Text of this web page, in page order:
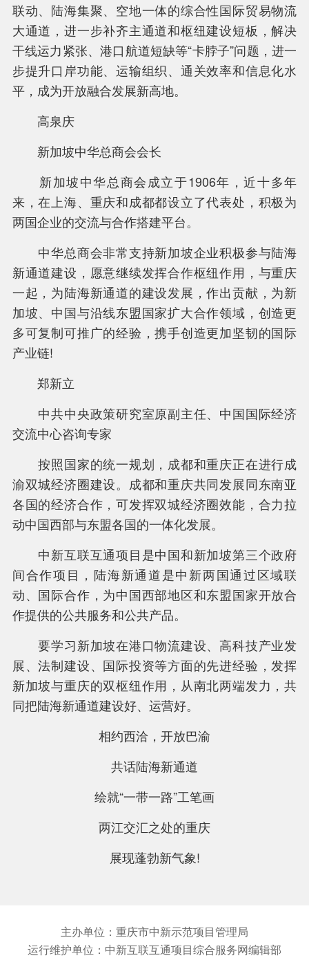
关于我们 联系方式
联动、陆海集聚、空地一体的综合性国际贸易物流
大通道，进一步补齐主通道和枢纽建设短板，解决
干线运力紧张、港口航道短缺等“卡脖子”问题，进一
步提升口岸功能、运输组织、通关效率和信息化水
平，成为开放融合发展新高地。
高泉庆
新加坡中华总商会会长
新加坡中华总商会成立于1906年，近十多年
来，在上海、重庆和成都都设立了代表处，积极为
两国企业的交流与合作搭建平台。
中华总商会非常支持新加坡企业积极参与陆海
新通道建设，愿意继续发挥合作枢纽作用，与重庆
一起，为陆海新通道的建设发展，作出贡献，为新
加坡、中国与沿线东盟国家扩大合作领域，创造更
多可复制可推广的经验，携手创造更加坚韧的国际
产业链!
郑新立
中共中央政策研究室原副主任、中国国际经济
交流中心咨询专家
按照国家的统一规划，成都和重庆正在进行成
渝双城经济圈建设。成都和重庆共同发展同东南亚
各国的经济合作，可发挥双城经济圈效能，合力拉
动中国西部与东盟各国的一体化发展。
中新互联互通项目是中国和新加坡第三个政府
间合作项目，陆海新通道是中新两国通过区域联
动、国际合作，为中国西部地区和东盟国家开放合
作提供的公共服务和公共产品。
要学习新加坡在港口物流建设、高科技产业发
展、法制建设、国际投资等方面的先进经验，发挥
新加坡与重庆的双枢纽作用，从南北两端发力，共
同把陆海新通道建设好、运营好。
相约西洽，开放巴渝
共话陆海新通道
绘就“一带一路”工笔画
两江交汇之处的重庆
展现蓬勃新气象!
主办单位：重庆市中新示范项目管理局
运行维护单位：中新互联互通项目综合服务网编辑部